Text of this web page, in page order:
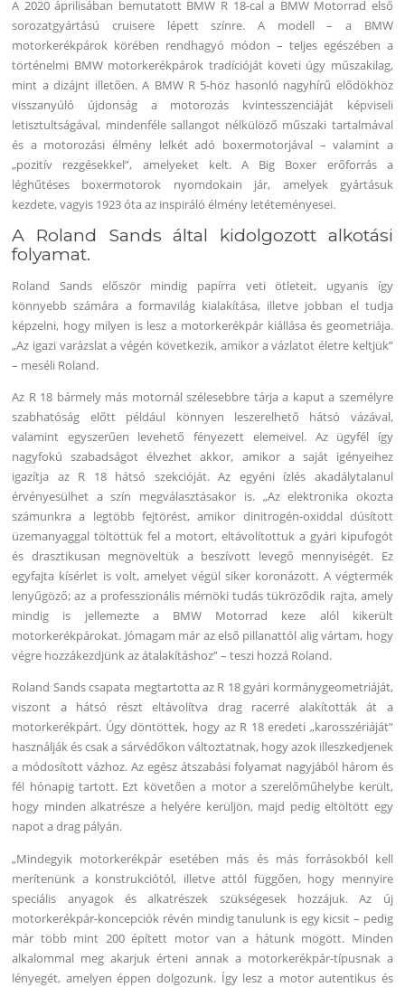
A 2020 áprilisában bemutatott BMW R 18-cal a BMW Motorrad első
sorozatgyártású cruisere lépett színre. A modell – a BMW
motorkerékpárok körében rendhagyó módon – teljes egészében a
történelmi BMW motorkerékpárok tradícióját követi úgy műszakilag,
mint a dizájnt illetően. A BMW R 5-höz hasonló nagyhírű elődökhöz
visszanyúló újdonság a motorozás kvintesszenciáját képviseli
letisztultságával, mindenféle sallangot nélkülöző műszaki tartalmával
és a motorozási élmény lelkét adó boxermotorjával – valamint a
„pozitív rezgésekkel”, amelyeket kelt. A Big Boxer erőforrás a
léghűtéses boxermotorok nyomdokain jár, amelyek gyártásuk
kezdete, vagyis 1923 óta az inspiráló élmény letéteményesei.
A Roland Sands által kidolgozott alkotási
folyamat.
Roland Sands először mindig papírra veti ötleteit, ugyanis így
könnyebb számára a formavilág kialakítása, illetve jobban el tudja
képzelni, hogy milyen is lesz a motorkerékpár kiállása és geometriája.
„Az igazi varázslat a végén következik, amikor a vázlatot életre keltjük”
– meséli Roland.
Az R 18 bármely más motornál szélesebbre tárja a kaput a személyre
szabhatóság előtt például könnyen leszerelhető hátsó vázával,
valamint egyszerűen levehető fényezett elemeivel. Az ügyfél így
nagyfokú szabadságot élvezhet akkor, amikor a saját igényeihez
igazítja az R 18 hátsó szekcióját. Az egyéni ízlés akadálytalanul
érvényesülhet a szín megválasztásakor is. „Az elektronika okozta
számunkra a legtöbb fejtörést, amikor dinitrogén-oxiddal dúsított
üzemanyaggal töltöttük fel a motort, eltávolítottuk a gyári kipufogót
és drasztikusan megnöveltük a beszívott levegő mennyiségét. Ez
egyfajta kísérlet is volt, amelyet végül siker koronázott. A végtermék
lenyűgöző; az a professzionális mérnöki tudás tükröződik rajta, amely
mindig is jellemezte a BMW Motorrad keze alól kikerült
motorkerékpárokat. Jómagam már az első pillanattól alig vártam, hogy
végre hozzákezdjünk az átalakításhoz” – teszi hozzá Roland.
Roland Sands csapata megtartotta az R 18 gyári kormánygeometriáját,
viszont a hátsó részt eltávolítva drag racerré alakították át a
motorkerékpárt. Úgy döntöttek, hogy az R 18 eredeti „karosszériáját”
használják és csak a sárvédőkon változtatnak, hogy azok illeszkedjenek
a módosított vázhoz. Az egész átszabási folyamat nagyjából három és
fél hónapig tartott. Ezt követően a motor a szerelőműhelybe került,
hogy minden alkatrésze a helyére kerüljön, majd pedig eltöltött egy
napot a drag pályán.
„Mindegyik motorkerékpár esetében más és más forrásokból kell
merítenünk a konstrukciótól, illetve attól függően, hogy mennyire
speciális anyagok és alkatrészek szükségesek hozzájuk. Az új
motorkerékpár-koncepciók révén mindig tanulunk is egy kicsit – pedig
már több mint 200 épített motor van a hátunk mögött. Minden
alkalommal meg akarjuk érteni annak a motorkerékpár-típusnak a
lényegét, amelyen éppen dolgozunk. Így lesz a motor autentikus és